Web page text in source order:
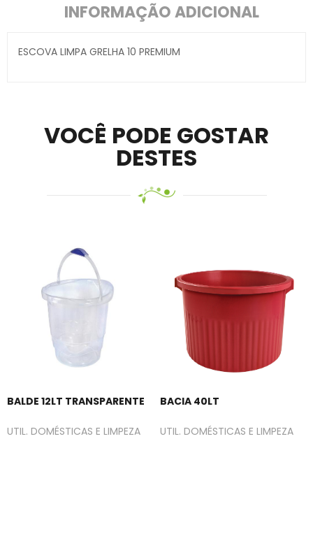
INFORMAÇÃO ADICIONAL
ESCOVA LIMPA GRELHA 10 PREMIUM
VOCÊ PODE GOSTAR
DESTES
BALDE 12LT TRANSPARENTE
UTIL. DOMÉSTICAS E LIMPEZA
BACIA 40LT
UTIL. DOMÉSTICAS E LIMPEZA